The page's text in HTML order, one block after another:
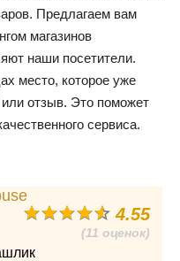
Предлагаем вам
магазинов
наши посетители.
место, которое уже
отзыв. Это поможет
сервиса.
4.55
(11 оценок)